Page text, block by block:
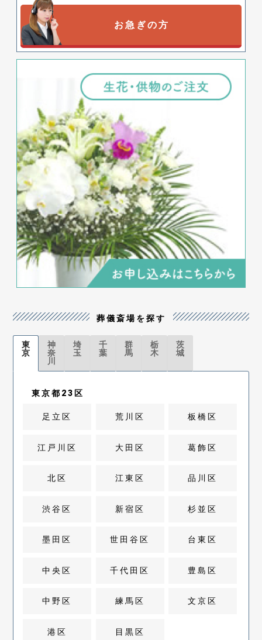
お急ぎの方
葬儀斎場を探す
東
京
神
奈
川
埼
玉
千
葉
群
馬
栃
木
茨
城
東京都23区
足立区 荒川区 板橋区
江戸川区 大田区 葛飾区
北区 江東区 品川区
渋谷区 新宿区 杉並区
墨田区 世田谷区 台東区
中央区 千代田区 豊島区
中野区 練馬区 文京区
港区 目黒区